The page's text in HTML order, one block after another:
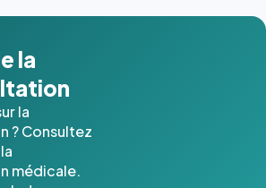
la
la
? Consultez
médicale.